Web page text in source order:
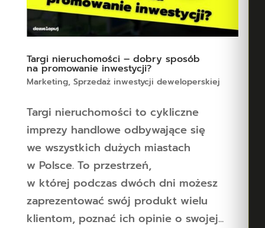
Targi nieruchomości – dobry sposób
na promowanie inwestycji?
Marketing, Sprzedaż inwestycji deweloperskiej
Targi nieruchomości to cykliczne
imprezy handlowe odbywające się
we wszystkich dużych miastach
w Polsce. To przestrzeń,
w której podczas dwóch dni możesz
zaprezentować swój produkt wielu
klientom, poznać ich opinie o swojej...